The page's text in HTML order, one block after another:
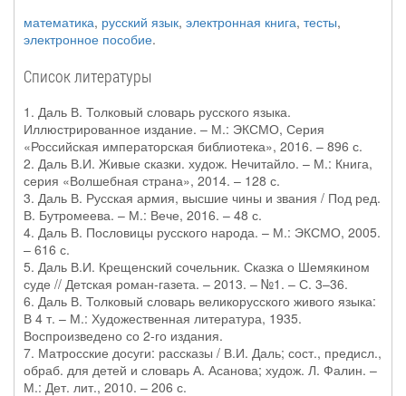
математика, русский язык, электронная книга, тесты,
электронное пособие.
Список литературы
1. Даль В. Толковый словарь русского языка.
Иллюстрированное издание. – М.: ЭКСМО, Серия
«Российская императорская библиотека», 2016. – 896 с.
2. Даль В.И. Живые сказки. худож. Нечитайло. – М.: Книга,
серия «Волшебная страна», 2014. – 128 с.
3. Даль В. Русская армия, высшие чины и звания / Под ред.
В. Бутромеева. – М.: Вече, 2016. – 48 с.
4. Даль В. Пословицы русского народа. – М.: ЭКСМО, 2005.
– 616 с.
5. Даль В.И. Крещенский сочельник. Сказка о Шемякином
суде // Детская роман-газета. – 2013. – №1. – С. 3–36.
6. Даль В. Толковый словарь великорусского живого языка:
В 4 т. – М.: Художественная литература, 1935.
Воспроизведено со 2-го издания.
7. Матросские досуги: рассказы / В.И. Даль; сост., предисл.,
обраб. для детей и словарь А. Асанова; худож. Л. Фалин. –
М.: Дет. лит., 2010. – 206 с.